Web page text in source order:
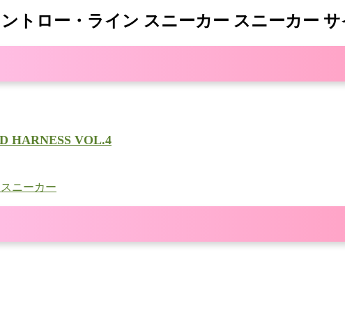
トロー・ライン スニーカー スニーカー
HARNESS VOL.4
ニーカー